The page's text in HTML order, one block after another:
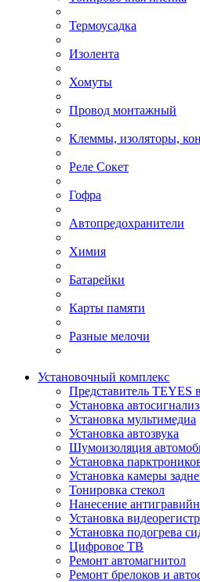
Термоусадка
Изолента
Хомуты
Провод монтажный
Клеммы, изоляторы,
Реле Сокет
Гофра
Автопредохранители
Химия
Батарейки
Карты памяти
Разные мелочи
Установочный комплекс
Представитель TEYES
Установка
Установка мультимедиа
Установка автозвука
Шумоизоляция
Установка
Установка камеры
Тонировка стекол
Нанесение
Установка
Установка подогрева
Цифровое ТВ
Ремонт автомагнитол
Ремонт брелоков и